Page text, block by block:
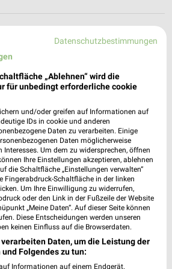
2
8
Datenschutzbestimmungen
„Ablehnen“ wird die
für unbedingt erforderliche cookie
und/oder greifen auf Informationen auf
IDs in cookie und anderen
Daten zu verarbeiten. Einige
Daten möglicherweise
Um dem zu widersprechen, öffnen
Ihre Einstellungen akzeptieren, ablehnen
die Schaltfläche „Einstellungen verwalten“
Fingerabdruck-Schaltfläche in der linken
Um Ihre Einwilligung zu widerrufen,
oder den Link in der Fußzeile der Website
„Meine Daten“. Auf dieser Seite können
Diese Entscheidungen werden unseren
keinen Einfluss auf die Browserdaten.
Daten, um die Leistung der
Folgendes zu tun:
Informationen auf einem Endgerät.